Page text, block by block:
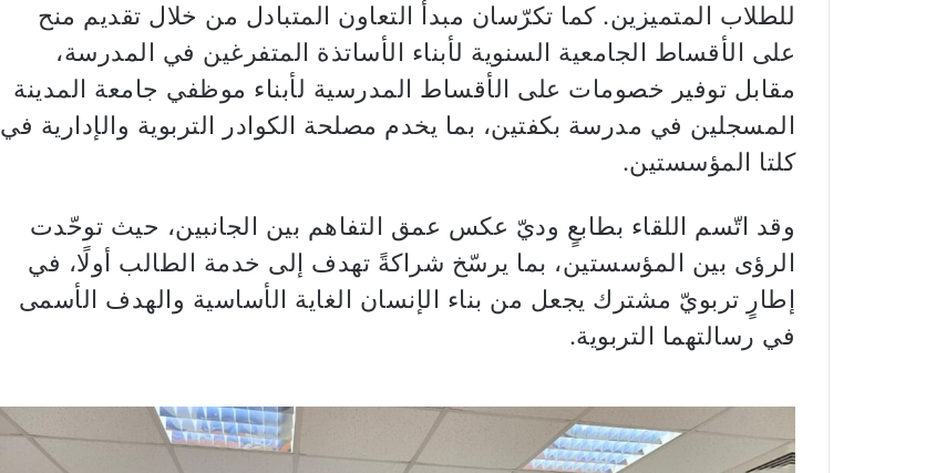
للطلاب المتميزين. كما تكرّسان مبدأ التعاون المتبادل من خلال تقديم منح
على الأقساط الجامعية السنوية لأبناء الأساتذة المتفرغين في المدرسة،
مقابل توفير خصومات على الأقساط المدرسية لأبناء موظفي جامعة المدينة
المسجلين في مدرسة بكفتين، بما يخدم مصلحة الكوادر التربوية والإدارية في
كلتا المؤسستين.
وقد اتّسم اللقاء بطابعٍ وديّ عكس عمق التفاهم بين الجانبين، حيث توحّدت
الرؤى بين المؤسستين، بما يرسّخ شراكةً تهدف إلى خدمة الطالب أولًا، في
إطارٍ تربويّ مشترك يجعل من بناء الإنسان الغاية الأساسية والهدف الأسمى
في رسالتهما التربوية.